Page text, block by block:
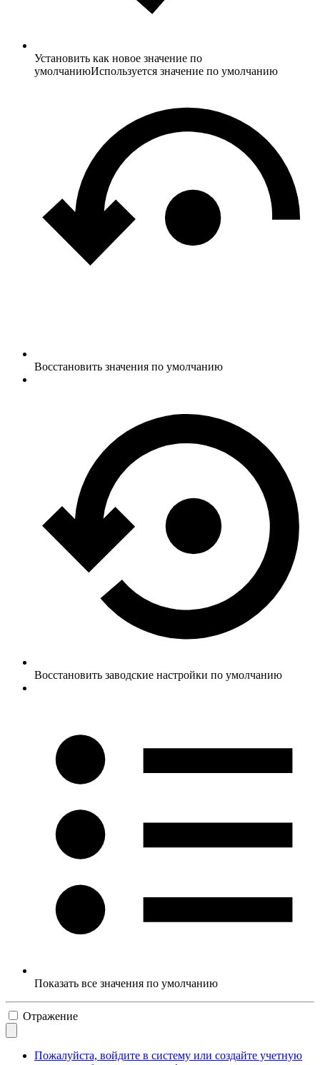
Установить как новое значение по
умолчаниюИспользуется значение по умолчанию
Восстановить значения по умолчанию
Восстановить заводские настройки по умолчанию
Показать все значения по умолчанию
Отражение
Пожалуйста, войдите в систему или создайте учетную